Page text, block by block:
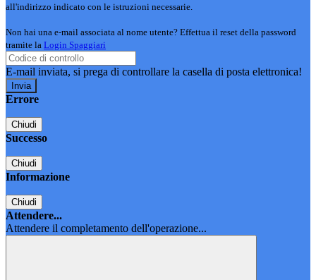
all'indirizzo indicato con le istruzioni necessarie.
Non hai una e-mail associata al nome utente? Effettua il reset della password
tramite la Login Spaggiari
E-mail inviata, si prega di controllare la casella di posta elettronica!
Errore
Chiudi
Successo
Chiudi
Informazione
Chiudi
Attendere...
Attendere il completamento dell'operazione...